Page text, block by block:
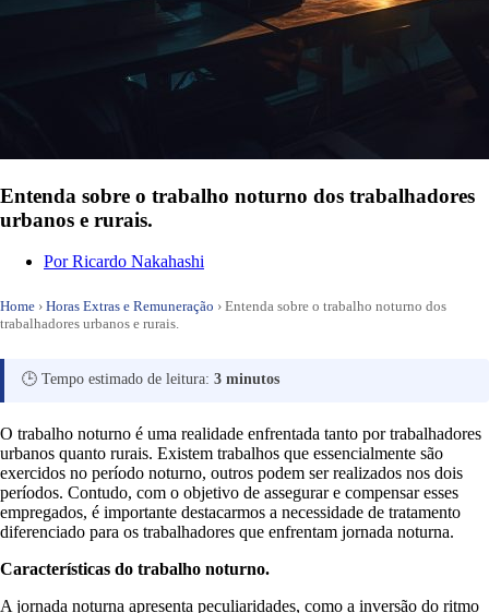
Entenda sobre o trabalho noturno dos trabalhadores
urbanos e rurais.
PorRicardo Nakahashi
Home › Horas Extras e Remuneração › Entenda sobre o trabalho noturno dos
trabalhadores urbanos e rurais.
🕒 Tempo estimado de leitura: 3 minutos
O trabalho noturno é uma realidade enfrentada tanto por trabalhadores
urbanos quanto rurais. Existem trabalhos que essencialmente são
exercidos no período noturno, outros podem ser realizados nos dois
períodos. Contudo, com o objetivo de assegurar e compensar esses
empregados, é importante destacarmos a necessidade de tratamento
diferenciado para os trabalhadores que enfrentam jornada noturna.
Características do trabalho noturno.
A jornada noturna apresenta peculiaridades, como a inversão do ritmo